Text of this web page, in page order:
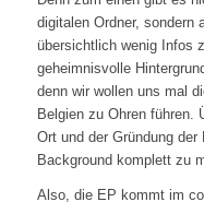
digitalen Ordner, sondern
übersichtlich wenig Infos
geheimnisvolle
denn wir wollen uns mal
Belgien zu Ohren führen.
Ort und der Gründung
Background komplett zu
Also, die EP kommt im